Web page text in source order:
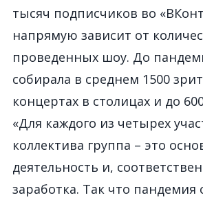
тысяч подписчиков во
напрямую зависит от
проведенных шоу. До
собирала в среднем 1500
концертах в столицах и до
«Для каждого из четырех
коллектива группа – это
деятельность и,
заработка. Так что пандемия